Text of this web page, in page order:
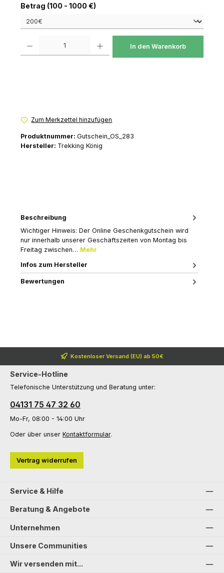
Betrag (100 - 1000 €)auswählen
In den Warenkorb
Zum Merkzettel hinzufügen
Produktnummer: Gutschein_OS_283
Hersteller: Trekking König
Beschreibung
Wichtiger Hinweis: Der Online Geschenkgutschein wird
nur innerhalb unserer Geschäftszeiten von Montag bis
Freitag zwischen… Mehr
Infos zum Hersteller
Bewertungen
Kostenloser Versand (EU) ab 50€
Service-Hotline
Telefonische Unterstützung und Beratung unter:
04131 75 47 32 60
Mo-Fr, 08:00 - 14:00 Uhr
Oder über unser Kontaktformular.
Vertrag widerrufen
Service & Hilfe
Beratung & Angebote
Unternehmen
Unsere Communities
Wir versenden mit...